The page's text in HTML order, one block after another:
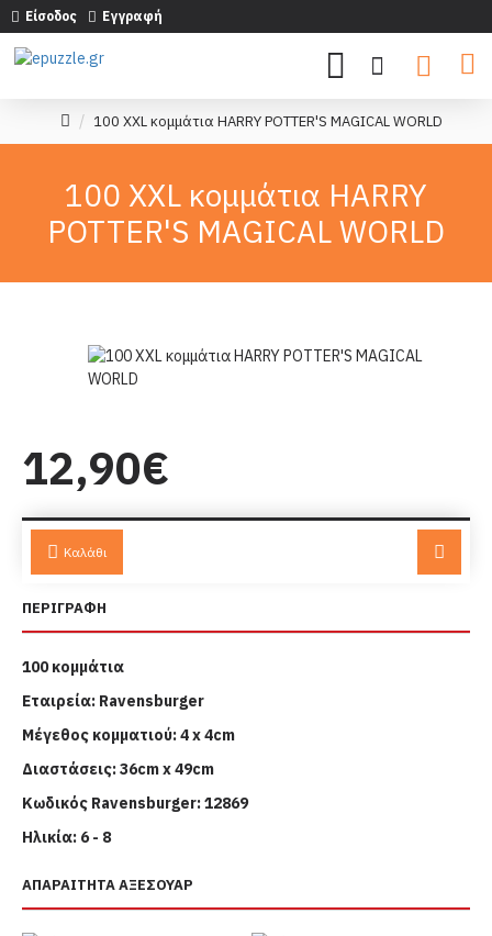
Είσοδος Εγγραφή
100 XXL κομμάτια HARRY POTTER'S MAGICAL WORLD
100 XXL κομμάτια HARRY
POTTER'S MAGICAL WORLD
12,90€
Καλάθι
ΑΠΑΡΑΙΤΗΤΑ ΑΞΕΣΟΥΑΡ
ΠΕΡΙΓΡΑΦΗ
100κομμάτια
Εταιρεία: Ravensburger
Μέγεθος κομματιού: 4 x 4cm
Διαστάσεις: 36cm x 49cm
Κωδικός Ravensburger: 12869
Ηλικία: 6 - 8